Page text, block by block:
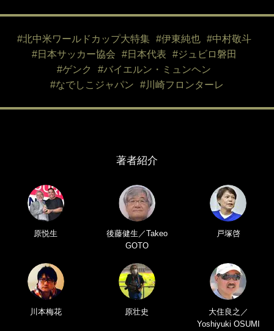
#北中米ワールドカップ大特集 #伊東純也
#中村敬斗
#日本サッカー協会
#日本代表
#ジュビロ磐田
#ゲンク
#バイエルン・ミュンヘン
#なでしこジャパン
#川崎フロンターレ
著者紹介
原悦生
後藤健生／Takeo
GOTO
戸塚啓
川本梅花 原壮史
大住良之／
Yoshiyuki OSUMI